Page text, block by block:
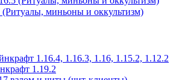
миньоны и оккультизм)
1.16.4, 1.16.3, 1.16, 1.15.2, 1.12.2
1.19.2